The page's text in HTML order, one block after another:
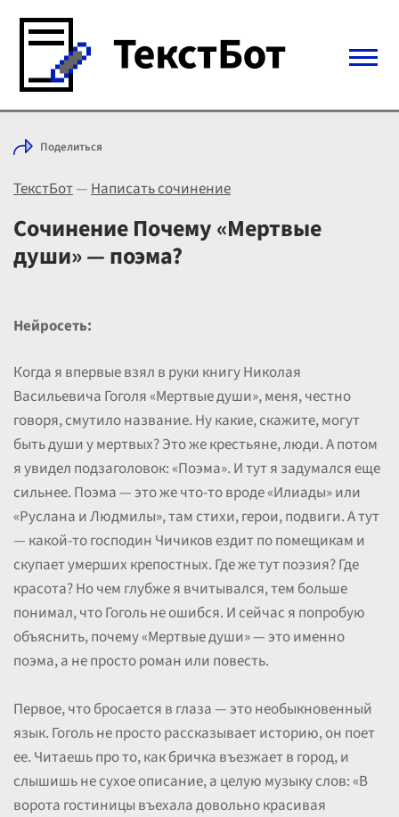
Войти с Telegram
Выбрать режим
Цены
Поделиться
ТекстБот—Написать сочинение
Сочинение Почему «Мертвые
души» — поэма?
Нейросеть:
Когда я впервые взял в руки книгу Николая
Васильевича Гоголя «Мертвые души», меня, честно
говоря, смутило название. Ну какие, скажите, могут
быть души у мертвых? Это же крестьяне, люди. А потом
я увидел подзаголовок: «Поэма». И тут я задумался еще
сильнее. Поэма — это же что-то вроде «Илиады» или
«Руслана и Людмилы», там стихи, герои, подвиги. А тут
— какой-то господин Чичиков ездит по помещикам и
скупает умерших крепостных. Где же тут поэзия? Где
красота? Но чем глубже я вчитывался, тем больше
понимал, что Гоголь не ошибся. И сейчас я попробую
объяснить, почему «Мертвые души» — это именно
поэма, а не просто роман или повесть.
Первое, что бросается в глаза — это необыкновенный
язык. Гоголь не просто рассказывает историю, он поет
ее. Читаешь про то, как бричка въезжает в город, и
слышишь не сухое описание, а целую музыку слов: «В
ворота гостиницы въехала довольно красивая